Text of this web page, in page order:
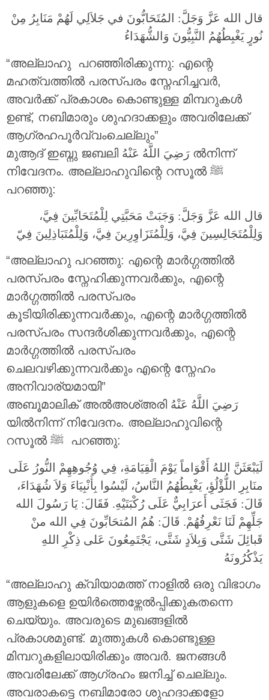
قال الله عَزَّ وَجَلَّ: المُتَحَابُّونَ في جَلاَلِي لَهُمْ مَنَابِرُ مِنْ
نُورٍ يَغْبِطُهُمُ النَّبِيُّونَ وَالشُّهَدَاءُ
“അല്ലാഹു പറഞ്ഞിരിക്കുന്നു: എന്റെ
മഹത്വത്തിൽ പരസ്പരം സ്നേഹിച്ചവർ,
അവർക്ക് പ്രകാശം കൊണ്ടുള്ള മിമ്പറുകൾ
ഉണ്ട്, നബിമാരും ശുഹദാക്കളും അവരിലേക്ക്
ആഗ്രഹപൂർവ്വംചെല്ലും”
മുആദ് ഇബ്നു ജബലി
ൽനിന്ന്
നിവേദനം. അല്ലാഹുവിന്റെ റസൂൽ ‎ﷺ
പറഞ്ഞു:
قال الله عَزَّ وَجَلَّ: وَجَبَتْ مَحَبَّتِي لِلْمُتَحَابِّينَ فِيَّ،
وَلِلْمُتَجَالِسِينَ فِيَّ، وَلِلْمُتَزَاوِرِينَ فِيَّ، وَلِلْمُتَبَاذِلِينَ فِيّ
“അല്ലാഹു പറഞ്ഞു: എന്റെ മാർഗ്ഗത്തിൽ
പരസ്പരം സ്നേഹിക്കുന്നവർക്കും, എന്റെ
മാർഗ്ഗത്തിൽ പരസ്പരം
കൂടിയിരിക്കുന്നവർക്കും, എന്റെ മാർഗ്ഗത്തിൽ
പരസ്പരം സന്ദർശിക്കുന്നവർക്കും, എന്റെ
മാർഗ്ഗത്തിൽ പരസ്പരം
ചെലവഴിക്കുന്നവർക്കും എന്റെ സ്നേഹം
അനിവാര്യമായി”
അബൂമാലിക് അൽഅശ്അരി رَضِيَ اللَّهُ عَنْهُ
യിൽനിന്ന് നിവേദനം. അല്ലാഹുവിന്റെ
റസൂൽ ‎ﷺ പറഞ്ഞു:
لَيَبْعَثَنَّ اللهُ أَقْوَاماً يَوْمَ الْقِيَامَةِ، فِي وُجُوهِهِمْ النُّورُ عَلَى
منَابِرِ اللُّؤْلُؤِ، يَغْبِطُهُمُ النَّاسُ، لَيْسُوا بِأَنْبِيَاءَ وَلاَ شُهَدَاءَ،
قَالَ: فَجَثَى أَعرَابِيٌّ عَلَى رُكْبَتَيْهِ. فَقَالَ: يَا رَسُولَ الله
جَلِّهِمْ لَنَا نَعْرِفُهُمْ. قَالَ: هُمُ المُتحَابِّونَ فِي الله منْ
قَبائِلَ شَتَّى وَبِلاَدٍ شَتَّى، يَجْتَمِعُونَ عَلى ذِكْرِ اللهِ
يَذْكُرُونَهُ
“അല്ലാഹു ക്വിയാമത്ത് നാളിൽ ഒരു വിഭാഗം
ആളുകളെ ഉയിർത്തെഴ്ന്നേൽപ്പിക്കുകതന്നെ
ചെയ്യും. അവരുടെ മുഖങ്ങളിൽ
പ്രകാശമുണ്ട്. മുത്തുകൾ കൊണ്ടുള്ള
മിമ്പറുകളിലായിരിക്കും അവർ. ജനങ്ങൾ
അവരിലേക്ക് ആഗ്രഹം ജനിച്ച് ചെല്ലും.
അവരാകട്ടെ നബിമാരോ ശുഹദാക്കളോ